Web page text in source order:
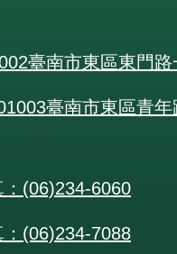
臺南市東區東門路
臺南市東區青年
(06)234-6060
(06)234-7088